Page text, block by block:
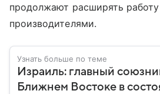
продолжают расширять
производителями.
Узнать больше по теме
Израиль: главный
Ближнем Востоке в